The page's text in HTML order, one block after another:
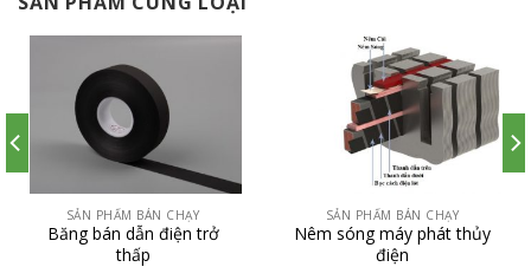
SẢN PHẨM BÁN CHẠY
Băng bán dẫn điện trở
thấp
SẢN PHẨM BÁN CHẠY
Nêm sóng máy phát thủy
điện